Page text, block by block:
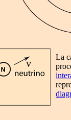
La